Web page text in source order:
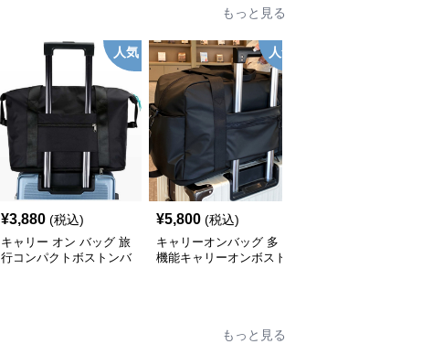
もっと見る
人気
¥3,880 (税込)
キャリー オン バッグ 旅
行コンパクトボストンバ
人気
¥5,800 (税込)
キャリーオンバッグ 多
機能キャリーオンボスト
もっと見る